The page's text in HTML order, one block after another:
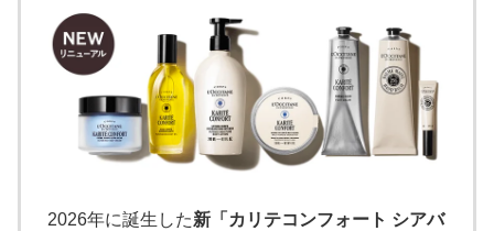
2026年に誕生した新「カリテコンフォート シアバ